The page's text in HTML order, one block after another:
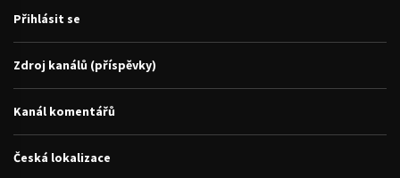
Přihlásit se
Zdroj kanálů (příspěvky)
Kanál komentářů
Česká lokalizace